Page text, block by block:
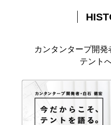
カンタンタープ開
テント